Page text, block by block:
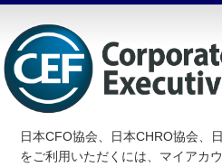
日本CFO協会、日本CHRO協会、
をご利用いただくには、マイアカ